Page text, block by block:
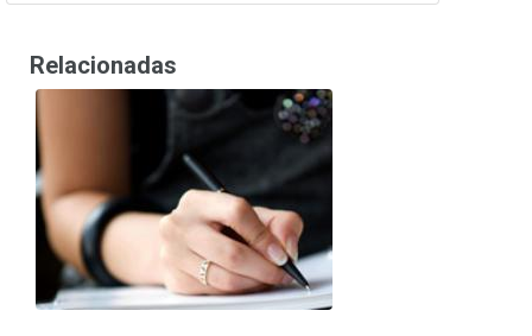
Relacionadas